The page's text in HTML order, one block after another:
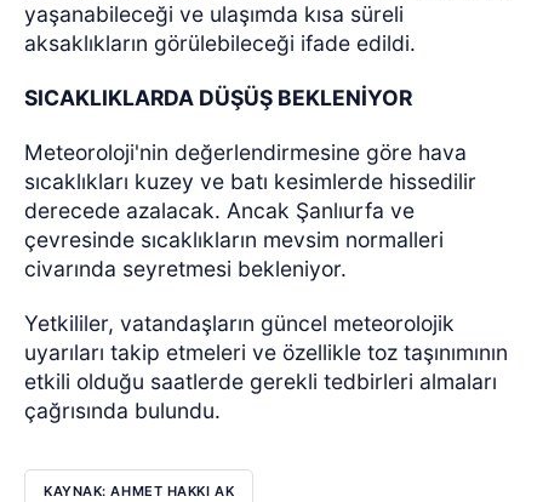
yaşanabileceği ve ulaşımda kısa süreli
aksaklıkların görülebileceği ifade edildi.
SICAKLIKLARDA DÜŞÜŞ BEKLENİYOR
Meteoroloji'nin değerlendirmesine göre hava
sıcaklıkları kuzey ve batı kesimlerde hissedilir
derecede azalacak. Ancak Şanlıurfa ve
çevresinde sıcaklıkların mevsim normalleri
civarında seyretmesi bekleniyor.
Yetkililer, vatandaşların güncel meteorolojik
uyarıları takip etmeleri ve özellikle toz taşınımının
etkili olduğu saatlerde gerekli tedbirleri almaları
çağrısında bulundu.
KAYNAK: AHMET HAKKI AK